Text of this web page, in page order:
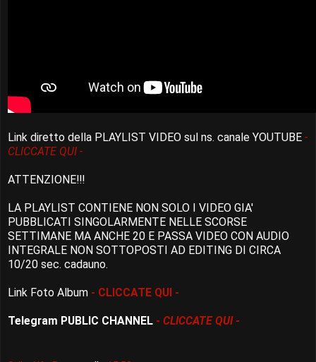
Link diretto della PLAYLIST VIDEO sul ns. canale YOUTUBE -
CLICCATE QUI -
ATTENZIONE!!!
LA PLAYLIST CONTIENE NON SOLO I VIDEO GIA'
PUBBLICATI SINGOLARMENTE NELLE SCORSE
SETTIMANE MA ANCHE 20 E PASSA VIDEO CON AUDIO
INTEGRALE NON SOTTOPOSTI AD EDITING DI CIRCA
10/20 sec. cadauno.
Link Foto Album - CLICCATE QUI -
Telegram PUBLIC CHANNEL - CLICCATE QUI -